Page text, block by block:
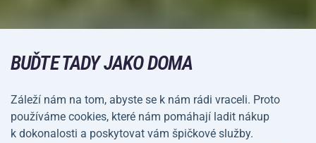
BUĎTE TADY JAKO DOMA
Záleží nám na tom, abyste se k nám rádi vraceli. Proto
používáme cookies, které nám pomáhají ladit nákup
k dokonalosti a poskytovat vám špičkové služby.